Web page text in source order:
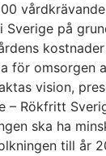
Sverige på
för omsorgen
vision,
– Rökfritt
ska ha
till år